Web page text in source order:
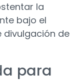
la
bajo el
divulgación de
para